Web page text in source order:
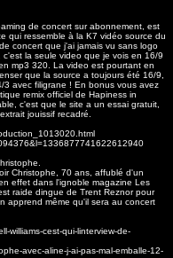
de concert sur abonnement, est
qui ressemble à la K7 vidéo source du
concert que j'ai jamais vu sans logo
la seule video que je vois en 16/9
mp3 320. La video est pourtant en
que la source a toujours été 16/9,
avec filigrane ! En bonus vous avez
remix officiel de Hapiness in
c'est que le site a un essai gratuit,
jouissif recadré.
Christophe, 70 ans, affublé d'un
effet dans l'ignoble magazine Les
raide dingue de Trent Reznor pour
apprend même qu'il sera au concert
williams-cest-qui-linterview-de-
avec-aline-j-ai-pas-mal-emballe-12-